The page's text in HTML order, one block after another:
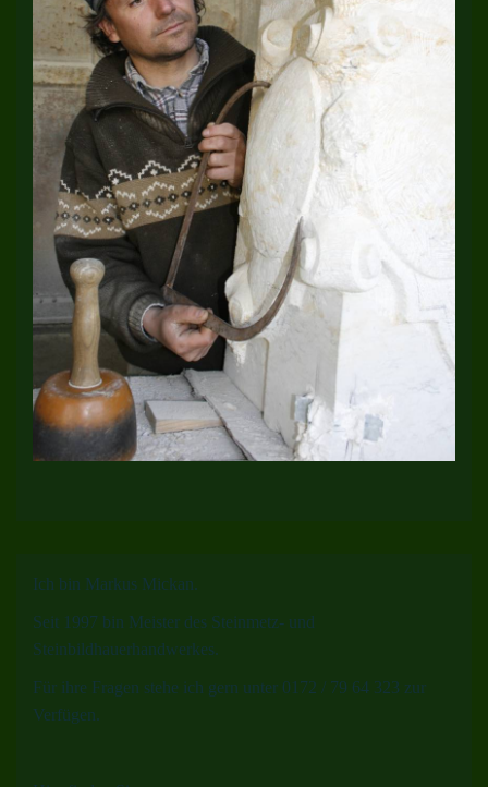
Ich bin Markus Mickan.
Seit 1997 bin Meister des Steinmetz- und
Steinbildhauerhandwerkes.
Für ihre Fragen stehe ich gern unter 0172 / 79 64 323 zur
Verfügen.